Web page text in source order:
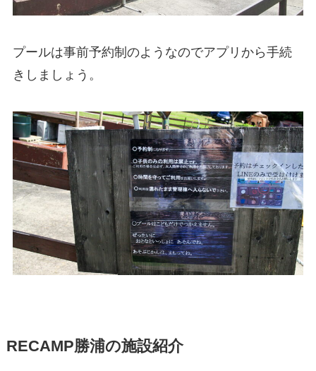
プールは事前予約制のようなのでアプリから手続
きしましょう。
RECAMP勝浦の施設紹介